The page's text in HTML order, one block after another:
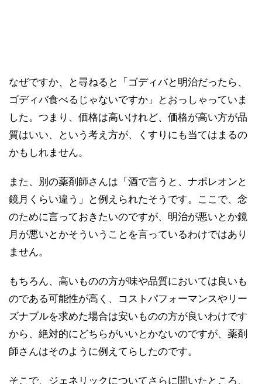
なぜですか、と尋ねると「ゴディバと明治だったら、
ゴディバ食べるじゃないですか」とおっしゃっていま
した。つまり、価格は高いけれど、価格が高い方が品
質はいい、という考え方が、くすりにも当てはまるの
かもしれません。
また、別の薬剤師さんは「酒で言うと、ナポレオンと
鏡月くらい違う」と例えられたそうです。ここで、念
のために言っておきたいのですが、明治が悪いとか鏡
月が悪いとかそういうことを言っているわけではあり
ません。
もちろん、高いものの方が味や品質においては良いも
のである可能性が高く、コストパフォーマンスやリー
ズナブルを求めた場合は安いものの方が良いわけです
から、絶対的にどちらがいいとかないのですが、薬剤
師さんはそのように例えてらしたのです。
そこで、ジェネリックについてさらに聞いたところ、